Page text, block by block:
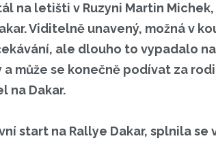
na letišti v Ruzyni Martin
Viditelně unavený, možná v
ale dlouho to vypadalo
může se konečně podívat za
na Dakar.
start na Rallye Dakar, splnila se